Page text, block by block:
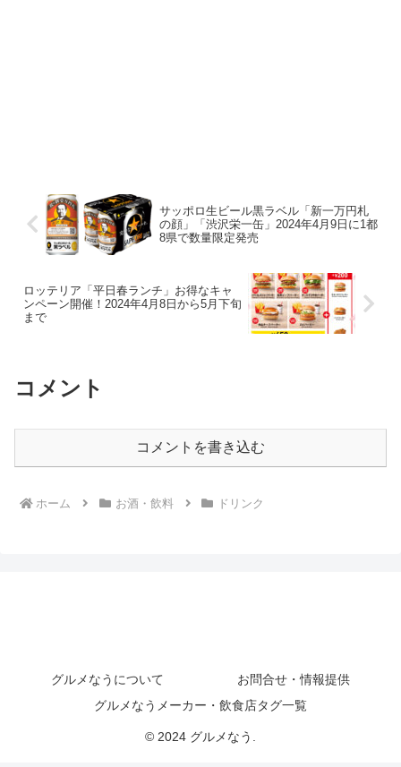
サッポロ生ビール黒ラベル「新一万円札
の顔」「渋沢栄一缶」2024年4月9日に1都
8県で数量限定発売
ロッテリア「平日春ランチ」お得なキャ
ンペーン開催！2024年4月8日から5月下旬
まで
コメント
コメントを書き込む
ホーム お酒・飲料 ドリンク
グルメなうについて
お問合せ・情報提供
グルメなうメーカー・飲食店タグ一覧
© 2024 グルメなう.